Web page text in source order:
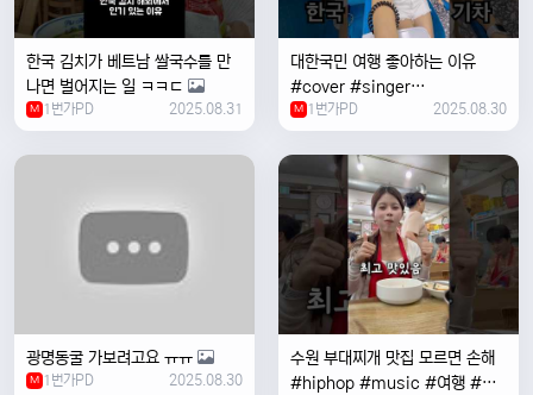
한국 김치가 베트남 쌀국수를 만
나면 벌어지는 일 ㅋㅋㄷ
M 1번가PD 2025.08.31
대한국민 여행 좋아하는 이유
#cover #singer
#coversong #music #한국
여행 #한국
M 1번가PD 2025.08.30
광명동굴 가보려고요 ㅠㅠ
M 1번가PD 2025.08.30
수원 부대찌개 맛집 모르면 손해
#hiphop #music #여행 #맛